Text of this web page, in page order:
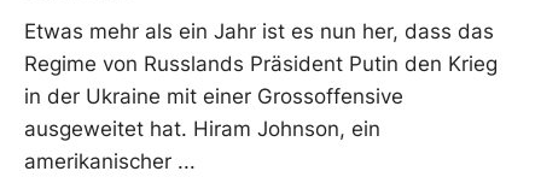
Etwas mehr als ein Jahr ist es nun her, dass das
Regime von Russlands Präsident Putin den Krieg
in der Ukraine mit einer Grossoffensive
ausgeweitet hat. Hiram Johnson, ein
amerikanischer